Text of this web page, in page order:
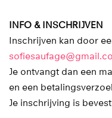
INFO & INSCHRIJVEN
Inschrijven kan door
Je ontvangt dan een
en een
Je inschrijving is